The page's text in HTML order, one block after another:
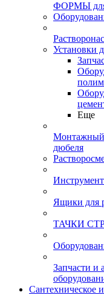
ФОРМЫ для
Установки
Еще
Монтажный
дюбеля
Ящики для
ТАЧКИ
Запчасти и
Сантехническое